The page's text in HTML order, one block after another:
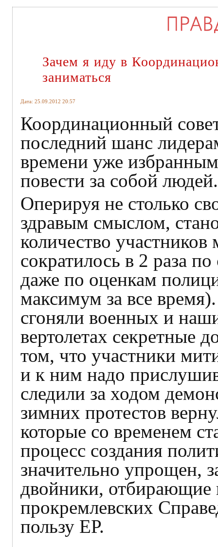
Зачем я иду в
заниматься
Дата: 25.09.2012 20:57
Координационный
последний шанс
времени уже
повести за собой людей.
Оперируя не столько
здравым смыслом,
количество
сократилось в 2 раза
даже по оценкам
максимум за все
сгоняли военных и
вертолетах секретные
том, что участники
и к ним надо
следили за ходом
зимних протестов
которые со временем
процесс создания
значительно упрощен,
двойники, отбирающие
прокремлевских
пользу ЕР.